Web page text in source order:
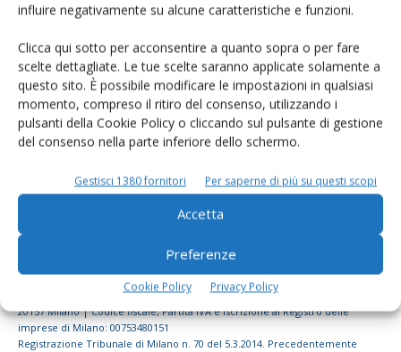
influire negativamente su alcune caratteristiche e funzioni.
Clicca qui sotto per acconsentire a quanto sopra o per fare
scelte dettagliate. Le tue scelte saranno applicate solamente a
questo sito. È possibile modificare le impostazioni in qualsiasi
momento, compreso il ritiro del consenso, utilizzando i
pulsanti della Cookie Policy o cliccando sul pulsante di gestione
del consenso nella parte inferiore dello schermo.
Gestisci 1380 fornitori Per saperne di più su questi scopi
Accetta
Preferenze
Cookie Policy Privacy Policy
© Tecniche Nuove Spa. Tutti i diritti riservati. Sede legale Via Eritrea 21 -
20157 Milano | Codice fiscale, Partita IVA e Iscrizione al Registro delle
imprese di Milano: 00753480151
Registrazione Tribunale di Milano n. 70 del 5.3.2014. Precedentemente